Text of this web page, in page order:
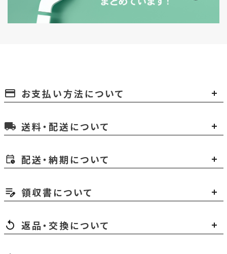
payment お支払い方法について
local_shipping 送料・配送について
配送・納期について
領収書について
返品・交換について